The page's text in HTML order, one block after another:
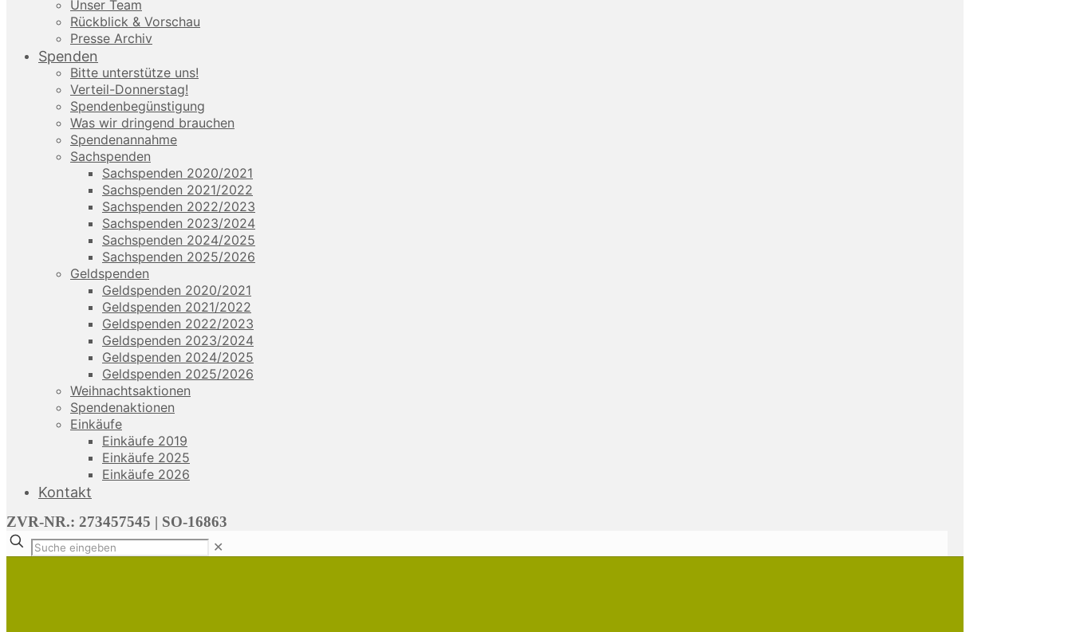
Unser Team
Rückblick & Vorschau
Presse Archiv
Spenden
Bitte unterstütze uns!
Verteil-Donnerstag!
Spendenbegünstigung
Was wir dringend brauchen
Spendenannahme
Sachspenden
Sachspenden 2020/2021
Sachspenden 2021/2022
Sachspenden 2022/2023
Sachspenden 2023/2024
Sachspenden 2024/2025
Sachspenden 2025/2026
Geldspenden
Geldspenden 2020/2021
Geldspenden 2021/2022
Geldspenden 2022/2023
Geldspenden 2023/2024
Geldspenden 2024/2025
Geldspenden 2025/2026
Weihnachtsaktionen
Spendenaktionen
Einkäufe
Einkäufe 2019
Einkäufe 2025
Einkäufe 2026
Kontakt
ZVR-NR.: 273457545 | SO-16863
✕